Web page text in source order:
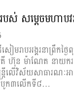
ស់ សម្តេចមហា
មរាបអង្គរនាព្រឹកថ្
ហ៊ុន ម៉ាណែត នាយករដ្
ន្ត្រីលើវិស័យ​សាធារ
បូក​៣​លើក​​ទី៨…